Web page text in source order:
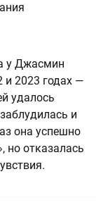
у Джасмин
и 2023 годах —
удалось
и
она успешно
но отказалась